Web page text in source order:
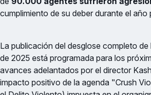
cumplimiento de su deber durante el año
La publicación del desglose completo de
de 2025 está programada para los
avances adelantados por el director
impacto positivo de la agenda "Crush